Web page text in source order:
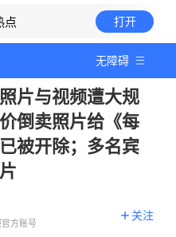
点 打开
无障碍
片与视频遭大规
倒卖照片给《每
被开除；多名宾
方账号
关注